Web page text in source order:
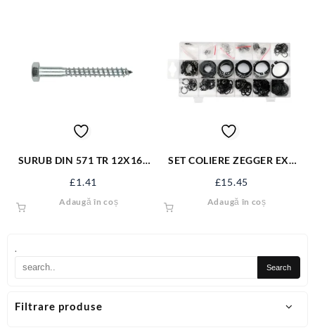
.
Filtrare produse
SURUB DIN 571 TR 12X160
£1.41
Adaugă în coș
SET COLIERE ZEGGER EXT
£15.45
Adaugă în coș